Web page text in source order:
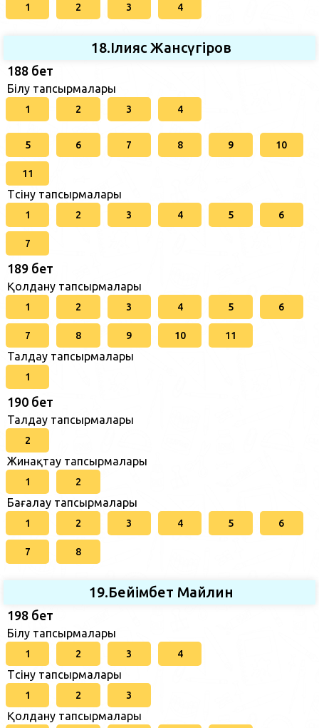
1 2 3 4
18.Ілияс Жансүгіров
188 бет
Білу тапсырмалары
1 2 3 4
5 6 7 8 9 10
11
Түсіну тапсырмалары
1 2 3 4 5 6
7
189 бет
Қолдану тапсырмалары
1 2 3 4 5 6
7 8 9 10 11
Талдау тапсырмалары
1
190 бет
Талдау тапсырмалары
2
Жинақтау тапсырмалары
1 2
Бағалау тапсырмалары
1 2 3 4 5 6
7 8
19.Бейімбет Майлин
198 бет
Білу тапсырмалары
1 2 3 4
Түсіну тапсырмалары
1 2 3
Қолдану тапсырмалары